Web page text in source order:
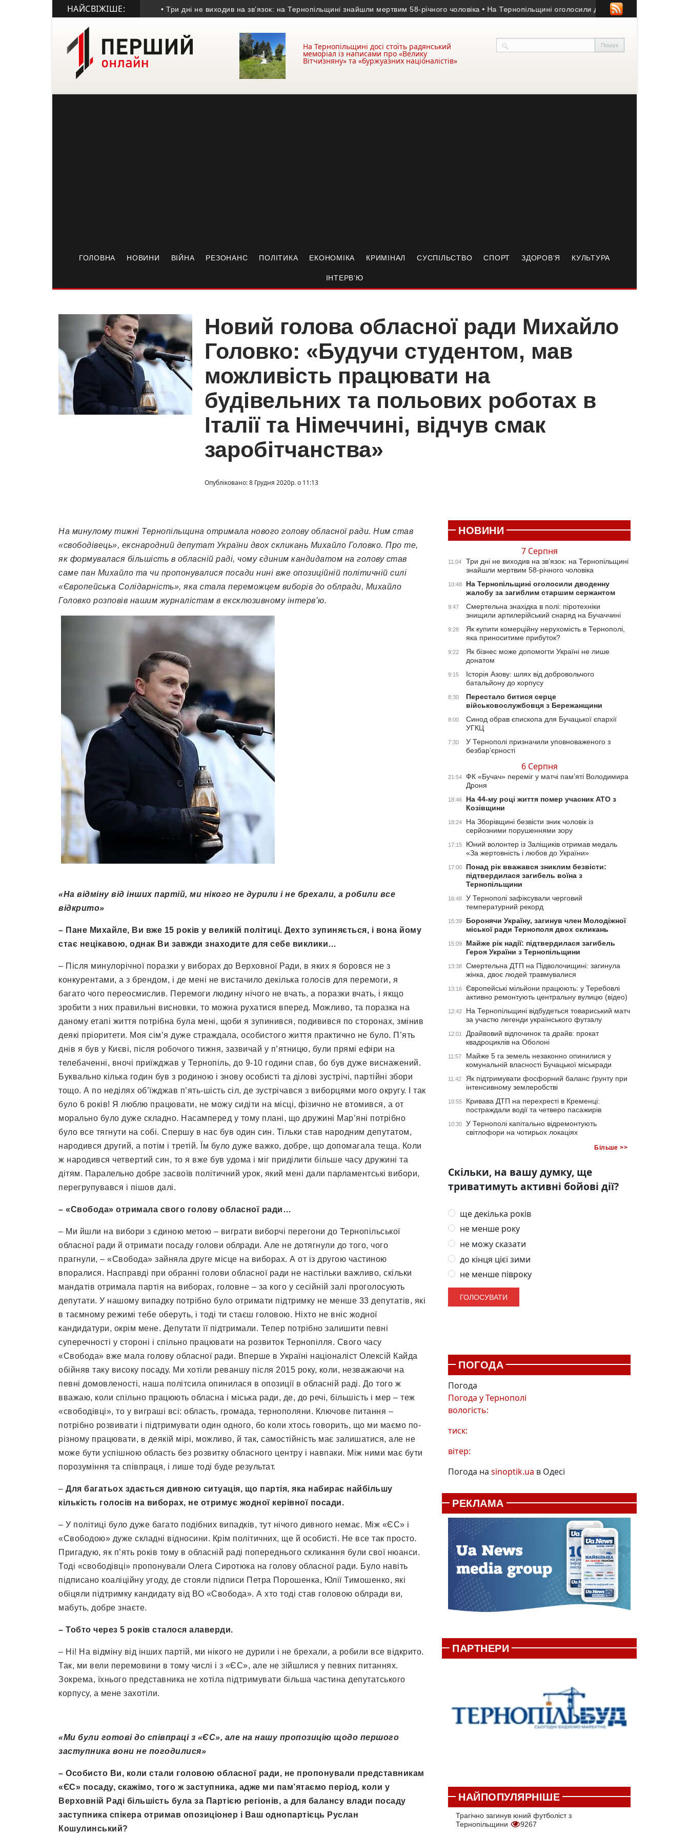
НАЙСВІЖІШЕ: • Три дні не виходив на зв’язок: на Тернопільщині знайшли мертвим 58-річного чоловіка • На Тернопільщині оголосили дводенну жалобу за загиблим
На Тернопільщині досі стоїть радянський
меморіал із написами про «Велику
Вітчизняну» та «буржуазних націоналістів»
ГОЛОВНА НОВИНИ ВІЙНА РЕЗОНАНС ПОЛІТИКА ЕКОНОМІКА КРИМІНАЛ СУСПІЛЬСТВО СПОРТ ЗДОРОВ’Я КУЛЬТУРА
ІНТЕРВ’Ю
Новий голова обласної ради Михайло
Головко: «Будучи студентом, мав
можливість працювати на
будівельних та польових роботах в
Італії та Німеччині, відчув смак
заробітчанства»
Опубліковано: 8 Грудня 2020р. о 11:13
На минулому тижні Тернопільщина отримала нового голову обласної ради. Ним став
«свободівець», екснародний депутат України двох скликань Михайло Головко. Про те,
як формувалася більшість в обласній раді, чому єдиним кандидатом на голову став
саме пан Михайло та чи пропонувалися посади нині вже опозиційній політичній силі
«Європейська Солідарність», яка стала переможцем виборів до облради, Михайло
Головко розповів нашим журналістам в ексклюзивному інтерв’ю.
«На відміну від інших партій, ми нікого не дурили і не брехали, а робили все
відкрито»
– Пане Михайле, Ви вже 15 років у великій політиці. Дехто зупиняється, і вона йому
стає нецікавою, однак Ви завжди знаходите для себе виклики…
– Після минулорічної поразки у виборах до Верховної Ради, в яких я боровся не з
конкурентами, а з брендом, і де мені не вистачило декілька голосів для перемоги, я
багато чого переосмислив. Перемоги людину нічого не вчать, а поразки вчать, і якщо
зробити з них правильні висновки, то можна рухатися вперед. Можливо, та поразка на
даному етапі життя потрібна була мені, щоби я зупинився, подивився по сторонах, змінив
деякі пріоритети. Моя сім’я дуже страждала, особистого життя практично не було. П’ять
днів я був у Києві, після робочого тижня, зазвичай у п’ятницю, були прямі ефіри на
телебаченні, вночі приїжджав у Тернопіль, до 9-10 години спав, бо був дуже виснажений.
Буквально кілька годин був з родиною і знову особисті та ділові зустрічі, партійні збори
тощо. А по неділях об’їжджав п’ять-шість сіл, де зустрічався з виборцями мого округу. І так
було 6 років! Я люблю працювати, не можу сидіти на місці, фізично не втомився, а от
морально було дуже складно. Насамперед у тому плані, що дружині Мар’яні потрібно
було все тягнути на собі. Спершу в нас був один син. Тільки став народним депутатом,
народився другий, а потім і третій. Їм було дуже важко, добре, що допомагала теща. Коли
ж народився четвертий син, то я вже був удома і міг приділити більше часу дружині та
дітям. Паралельно добре засвоїв політичний урок, який мені дали парламентські вибори,
перегрупувався і пішов далі.
– «Свобода» отримала свого голову обласної ради…
– Ми йшли на вибори з єдиною метою – виграти виборчі перегони до Тернопільської
обласної ради й отримати посаду голови облради. Але не дотягнули до того, чого
прагнули, – «Свобода» зайняла друге місце на виборах. А от із другою частиною
впоралися. Насправді при обранні голови обласної ради не настільки важливо, скільки
мандатів отримала партія на виборах, головне – за кого у сесійній залі проголосують
депутати. У нашому випадку потрібно було отримати підтримку не менше 33 депутатів, які
в таємному режимі тебе оберуть, і тоді ти стаєш головою. Ніхто не вніс жодної
кандидатури, окрім мене. Депутати її підтримали. Тепер потрібно залишити певні
суперечності у стороні і спільно працювати на розвиток Тернопілля. Свого часу
«Свобода» вже мала голову обласної ради. Вперше в Україні націоналіст Олексій Кайда
обійняв таку високу посаду. Ми хотіли реваншу після 2015 року, коли, незважаючи на
певні домовленості, наша політсила опинилася в опозиції в обласній раді. До того ж
вважаю, коли спільно працюють обласна і міська ради, де, до речі, більшість і мер – теж
«свободівці», то у виграші всі: область, громада, тернополяни. Ключове питання –
потрібно розвивати і підтримувати один одного, бо коли хтось говорить, що ми маємо по-
різному працювати, в деякій мірі, можливо, й так, самостійність має залишатися, але не
може бути успішною область без розвитку обласного центру і навпаки. Між ними має бути
порозуміння та співпраця, і лише тоді буде результат.
– Для багатьох здається дивною ситуація, що партія, яка набирає найбільшу
кількість голосів на виборах, не отримує жодної керівної посади.
– У політиці було дуже багато подібних випадків, тут нічого дивного немає. Між «ЄС» і
«Свободою» дуже складні відносини. Крім політичних, ще й особисті. Не все так просто.
Пригадую, як п’ять років тому в обласній раді попереднього скликання були свої нюанси.
Тоді «свободівці» пропонували Олега Сиротюка на голову обласної ради. Було навіть
підписано коаліційну угоду, де стояли підписи Петра Порошенка, Юлії Тимошенко, які
обіцяли підтримку кандидату від ВО «Свобода». А хто тоді став головою облради ви,
мабуть, добре знаєте.
– Тобто через 5 років сталося алаверди.
– Ні! На відміну від інших партій, ми нікого не дурили і не брехали, а робили все відкрито.
Так, ми вели перемовини в тому числі і з «ЄС», але не зійшлися у певних питаннях.
Зокрема, їхнього представника не хотіла підтримувати більша частина депутатського
корпусу, а мене захотіли.
«Ми були готові до співпраці з «ЄС», але на нашу пропозицію щодо першого
заступника вони не погодилися»
– Особисто Ви, коли стали головою обласної ради, не пропонували представникам
«ЄС» посаду, скажімо, того ж заступника, адже ми пам’ятаємо період, коли у
Верховній Раді більшість була за Партією регіонів, а для балансу влади посаду
заступника спікера отримав опозиціонер і Ваш однопартієць Руслан
Кошулинський?
НОВИНИ
7 Серпня
11:04
Три дні не виходив на зв’язок: на Тернопільщині
знайшли мертвим 58-річного чоловіка
10:48
На Тернопільщині оголосили дводенну
жалобу за загиблим старшим сержантом
9:47
Смертельна знахідка в полі: піротехніки
знищили артилерійський снаряд на Бучаччині
9:28
Як купити комерційну нерухомість в Тернополі,
яка приноситиме прибуток?
9:22
Як бізнес може допомогти Україні не лише
донатом
9:15
Історія Азову: шлях від добровольчого
батальйону до корпусу
8:30
Перестало битися серце
військовослужбовця з Бережанщини
8:00
Синод обрав єпископа для Бучацької єпархії
УГКЦ
7:30
У Тернополі призначили уповноваженого з
безбар’єрності
6 Серпня
21:54
ФК «Бучач» переміг у матчі пам’яті Володимира
Дроня
18:46
На 44-му році життя помер учасник АТО з
Козівщини
18:24
На Зборівщині безвісти зник чоловік із
серйозними порушеннями зору
17:15
Юний волонтер із Заліщиків отримав медаль
«За жертовність і любов до України»
17:00
Понад рік вважався зниклим безвісти:
підтвердилася загибель воїна з
Тернопільщини
16:48
У Тернополі зафіксували черговий
температурний рекорд
15:39
Боронячи Україну, загинув член Молодіжної
міської ради Тернополя двох скликань
15:09
Майже рік надії: підтвердилася загибель
Героя України з Тернопільщини
13:38
Смертельна ДТП на Підволочищині: загинула
жінка, двоє людей травмувалися
13:16
Європейські мільйони працюють: у Теребовлі
активно ремонтують центральну вулицю (відео)
12:42
На Тернопільщині відбудеться товариський матч
за участю легенди українського футзалу
12:01
Драйвовий відпочинок та драйв: прокат
квадроциклів на Оболоні
11:57
Майже 5 га земель незаконно опинилися у
комунальній власності Бучацької міськради
11:42
Як підтримувати фосфорний баланс ґрунту при
інтенсивному землеробстві
10:55
Кривава ДТП на перехресті в Кременці:
постраждали водії та четверо пасажирів
10:30
У Тернополі капітально відремонтують
світлофори на чотирьох локаціях
Більше >>
Скільки, на вашу думку, ще
триватимуть активні бойові дії?
ще декілька років
не менше року
не можу сказати
до кінця цієї зими
не менше півроку
ПОГОДА
Погода
Погода уТернополі
вологість:
тиск:
вітер:
Погода на sinoptik.ua в Одесі
РЕКЛАМА
ПАРТНЕРИ
НАЙПОПУЛЯРНІШЕ
Трагічно загинув юний футболіст з
Тернопільщини
9267